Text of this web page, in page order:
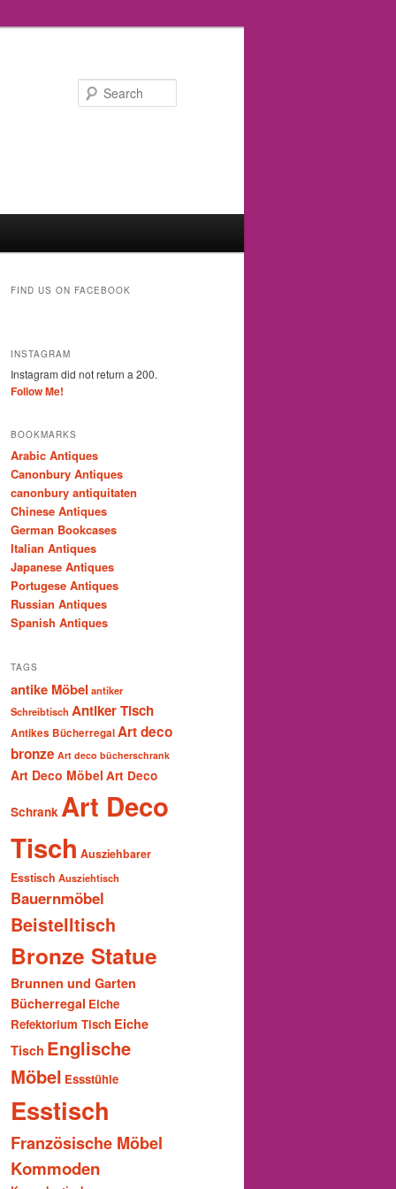
FIND US ON FACEBOOK
INSTAGRAM
Instagram did not return a 200.
Follow Me!
BOOKMARKS
Arabic Antiques
Canonbury Antiques
canonbury antiquitaten
Chinese Antiques
German Bookcases
Italian Antiques
Japanese Antiques
Portugese Antiques
Russian Antiques
Spanish Antiques
TAGS
antike Möbel antiker
Schreibtisch Antiker Tisch
Antikes BücherregalArt deco
bronze Art deco bücherschrank
Art Deco Möbel Art Deco
Schrank Art Deco
Tisch Ausziehbarer
Esstisch Ausziehtisch
Bauernmöbel
Beistelltisch
Bronze Statue
Brunnen und Garten
Bücherregal Eiche
Refektorium Tisch Eiche
Tisch Englische
Möbel Essstühle
Esstisch
Französische Möbel
Kommoden